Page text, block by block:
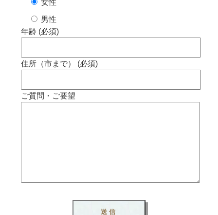
女性
男性
年齢 (必須)
住所（市まで） (必須)
ご質問・ご要望